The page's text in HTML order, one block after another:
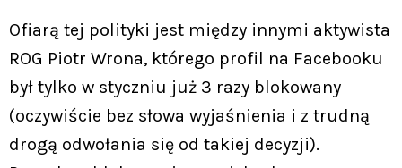
Ofiarą tej polityki jest między innymi aktywista
ROG Piotr Wrona, którego profil na Facebooku
był tylko w styczniu już 3 razy blokowany
(oczywiście bez słowa wyjaśnienia i z trudną
drogą odwołania się od takiej decyzji).